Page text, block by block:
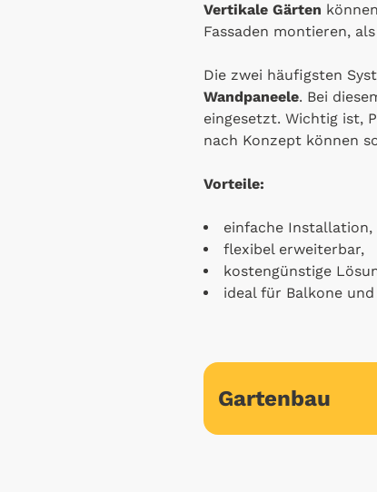
Vertikale Gärten
Fassaden montieren,
Die zwei häufigsten
Wandpaneele. Bei
eingesetzt. Wichtig ist,
nach Konzept können
Vorteile:
einfache Installation,
flexibel erweiterbar,
kostengünstige
ideal für Balkone
Gartenbau